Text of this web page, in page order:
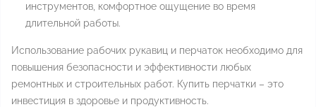
инструментов, комфортное ощущение во время
длительной работы.
Использование рабочих рукавиц и перчаток необходимо для
повышения безопасности и эффективности любых
ремонтных и строительных работ. Купить перчатки – это
инвестиция в здоровье и продуктивность.